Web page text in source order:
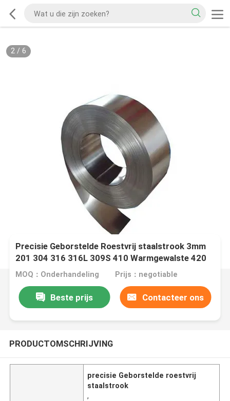
2/ 6
Precisie Geborstelde Roestvrij staalstrook 3mm
201 304 316 316L 309S 410 Warmgewalste 420
MOQ：Onderhandeling Prijs：negotiable
Beste prijs Contacteer ons
PRODUCTOMSCHRIJVING
precisie Geborstelde roestvrij
staalstrook
,